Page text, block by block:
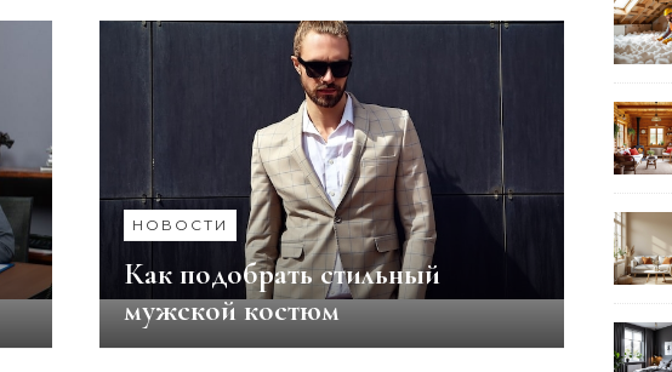
НОВОСТИ
Как подобрать стильный
мужской костюм